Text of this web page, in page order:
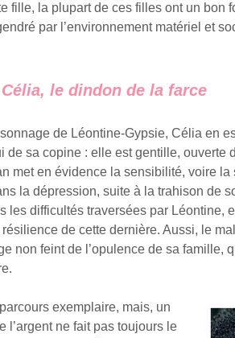
fille, la plupart de ces filles ont un bon
par l’environnement matériel et
le dindon de la farce
de Léontine-Gypsie, Célia en
sa copine : elle est gentille, ouverte
met en évidence la sensibilité, voire
la dépression, suite à la trahison de
les difficultés traversées par Léontine,
de cette dernière. Aussi, le
non feint de l’opulence de sa famille,
exemplaire, mais, un
l’argent ne fait pas toujours le